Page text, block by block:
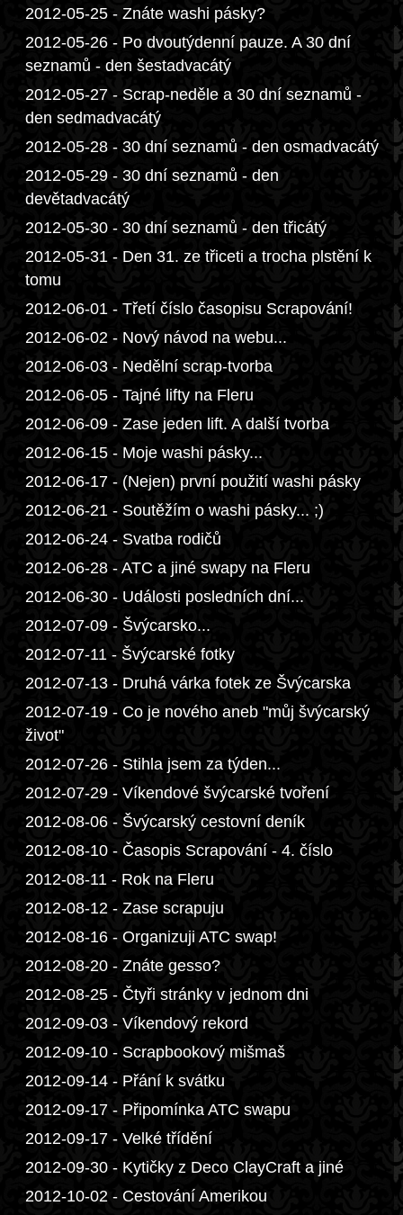
2012-05-25 - Znáte washi pásky?
2012-05-26 - Po dvoutýdenní pauze. A 30 dní
seznamů - den šestadvacátý
2012-05-27 - Scrap-neděle a 30 dní seznamů -
den sedmadvacátý
2012-05-28 - 30 dní seznamů - den osmadvacátý
2012-05-29 - 30 dní seznamů - den
devětadvacátý
2012-05-30 - 30 dní seznamů - den třicátý
2012-05-31 - Den 31. ze třiceti a trocha plstění k
tomu
2012-06-01 - Třetí číslo časopisu Scrapování!
2012-06-02 - Nový návod na webu...
2012-06-03 - Nedělní scrap-tvorba
2012-06-05 - Tajné lifty na Fleru
2012-06-09 - Zase jeden lift. A další tvorba
2012-06-15 - Moje washi pásky...
2012-06-17 - (Nejen) první použití washi pásky
2012-06-21 - Soutěžím o washi pásky... ;)
2012-06-24 - Svatba rodičů
2012-06-28 - ATC a jiné swapy na Fleru
2012-06-30 - Události posledních dní...
2012-07-09 - Švýcarsko...
2012-07-11 - Švýcarské fotky
2012-07-13 - Druhá várka fotek ze Švýcarska
2012-07-19 - Co je nového aneb "můj švýcarský
život"
2012-07-26 - Stihla jsem za týden...
2012-07-29 - Víkendové švýcarské tvoření
2012-08-06 - Švýcarský cestovní deník
2012-08-10 - Časopis Scrapování - 4. číslo
2012-08-11 - Rok na Fleru
2012-08-12 - Zase scrapuju
2012-08-16 - Organizuji ATC swap!
2012-08-20 - Znáte gesso?
2012-08-25 - Čtyři stránky v jednom dni
2012-09-03 - Víkendový rekord
2012-09-10 - Scrapbookový mišmaš
2012-09-14 - Přání k svátku
2012-09-17 - Připomínka ATC swapu
2012-09-17 - Velké třídění
2012-09-30 - Kytičky z Deco ClayCraft a jiné
2012-10-02 - Cestování Amerikou